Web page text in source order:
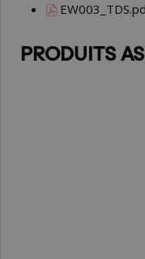
PRODUITS